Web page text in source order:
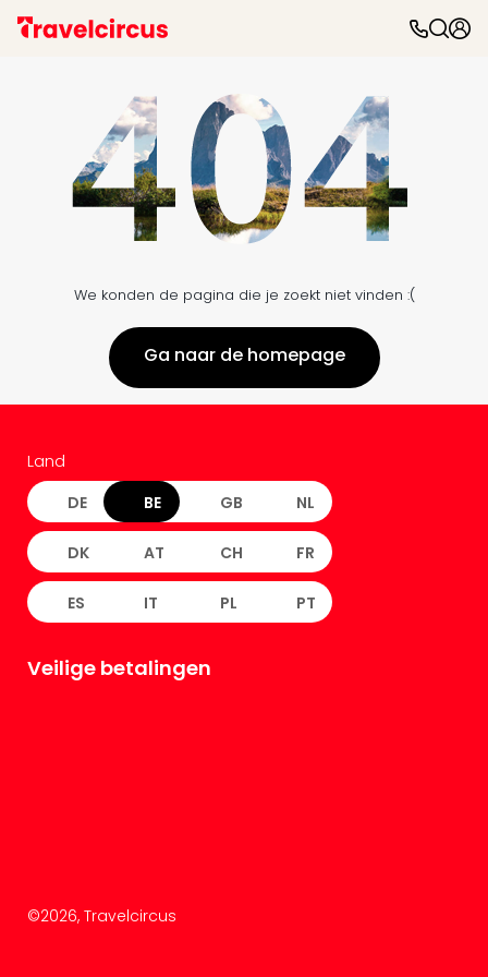
We konden de pagina die je zoekt niet vinden :(
Ga naar de homepage
Land
DE BE GB NL
DK AT CH FR
ES IT PL PT
Veilige betalingen
©2026, Travelcircus